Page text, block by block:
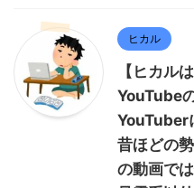
ヒカル
【ヒカル
YouTube
YouTuber
昔ほどの
の動画で